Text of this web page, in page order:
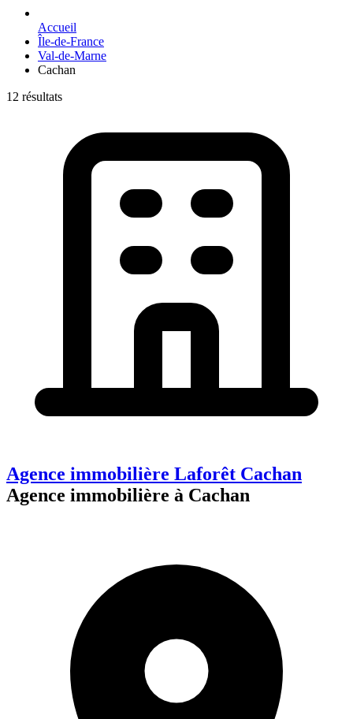
Accueil
Île-de-France
Val-de-Marne
Cachan
12 résultats
Agence immobilière Laforêt Cachan
Agence immobilière à Cachan